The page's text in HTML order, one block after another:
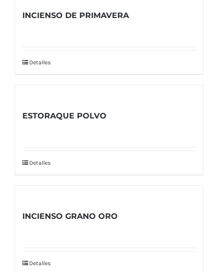
INCIENSO DE PRIMAVERA
Detalles
ESTORAQUE POLVO
Detalles
INCIENSO GRANO ORO
Detalles